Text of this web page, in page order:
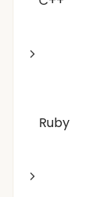
Ruby